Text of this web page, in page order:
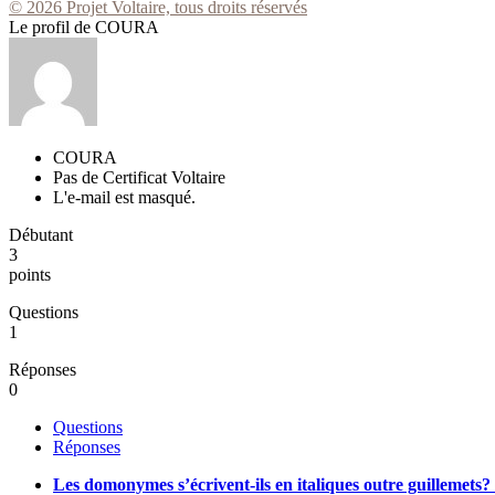
© 2026 Projet Voltaire, tous droits réservés
Le profil de COURA
COURA
Pas de Certificat Voltaire
L'e-mail est masqué.
Débutant
3
points
Questions
1
Réponses
0
Questions
Réponses
Les domonymes s’écrivent-ils en italiques outre